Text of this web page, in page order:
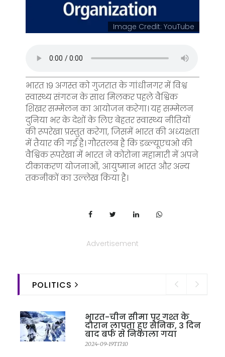
Image Credit: YouTube
भारत 19 अगस्त को गुजरात के गांधीनगर में विश्व
स्वास्थ्य संगठन के साथ मिलकर पहले वैश्विक
शिखर सम्मेलन का आयोजन करेगा। यह सम्मेलन
दुनिया भर के देशों के लिए बेहतर स्वास्थ्य नीतियों
की रूपरेखा प्रस्तुत करेगा, जिसमें भारत की अध्यक्षता
में तैयार की गई है। गौरतलब है कि डब्ल्यूएचओ की
वैश्विक रूपरेखा में भारत ने कोरोना महामारी में अपने
टीकाकरण योजनाओं, आयुष्मान भारत और अन्य
तकनीकों का उल्लेख किया है।
Advertisement
POLITICS
भारत-चीन सीमा पर गश्त के
दौरान लापता हुए सैनिक, 3 दिन
बाद बर्फ से निकाला गया
2024-09-19T17:10